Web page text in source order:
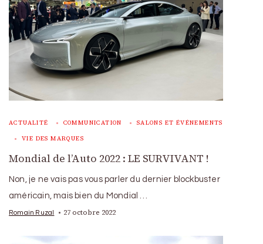
ACTUALITÉ COMMUNICATION SALONS ET ÉVÉNEMENTS
VIE DES MARQUES
Mondial de l’Auto 2022 : LE SURVIVANT !
Non, je ne vais pas vous parler du dernier blockbuster
américain, mais bien du Mondial …
Romain Ruzal 27 octobre 2022